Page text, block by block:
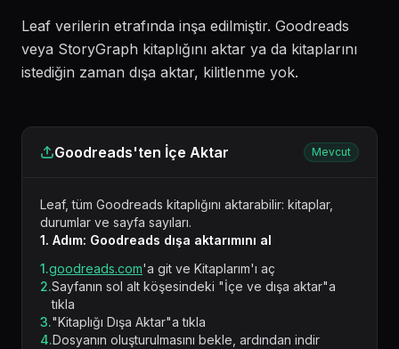
Leaf verilerin etrafında inşa edilmiştir. Goodreads
veya StoryGraph kitaplığını aktar ya da kitaplarını
istediğin zaman dışa aktar, kilitlenme yok.
Goodreads'ten İçe Aktar Mevcut
Leaf, tüm Goodreads kitaplığını aktarabilir: kitaplar,
durumlar ve sayfa sayıları.
1. Adım: Goodreads dışa aktarımını al
1.goodreads.com'a git ve Kitaplarım'ı aç
2.Sayfanın sol alt köşesindeki "İçe ve dışa aktar"a
tıkla
3."Kitaplığı Dışa Aktar"a tıkla
4.Dosyanın oluşturulmasını bekle, ardından indir